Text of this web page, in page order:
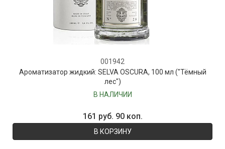
001942
Ароматизатор жидкий: SELVA OSCURA, 100 мл ("Тёмный
лес")
В НАЛИЧИИ
161 руб. 90 коп.
В КОРЗИНУ